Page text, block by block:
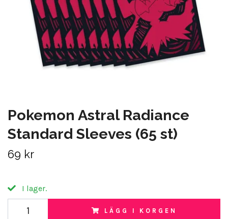
Pokemon Astral Radiance
Standard Sleeves (65 st)
69 kr
I lager.
LÄGG I KORGEN